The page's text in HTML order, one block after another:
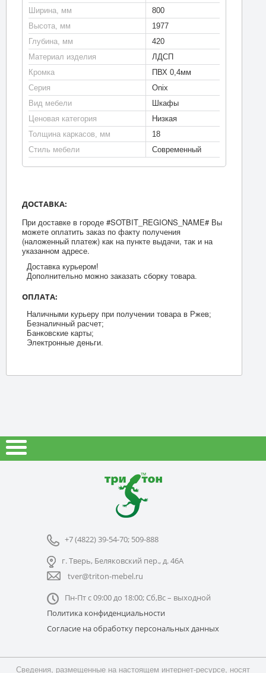
Ширина, мм
800
Высота, мм
1977
Глубина, мм
420
Материал изделия
ЛДСП
Кромка
ПВХ 0,4мм
Серия
Onix
Вид мебели
Шкафы
Ценовая категория
Низкая
Толщина каркасов, мм
18
Стиль мебели
Современный
ДОСТАВКА:
При доставке в городе #SOTBIT_REGIONS_NAME# Вы
можете оплатить заказ по факту получения
(наложенный платеж) как на пункте выдачи, так и на
указанном адресе.
Доставка курьером!
Дополнительно можно заказать сборку товара.
ОПЛАТА:
Наличными курьеру при получении товара в Ржев;
Безналичный расчет;
Банковские карты;
Электронные деньги.
+7 (4822) 39-54-70; 509-888
г. Тверь, Беляковский пер., д. 46А
tver@triton-mebel.ru
Пн-Пт с 09:00 до 18:00; Сб,Вс – выходной
Политика конфиденциальности
Согласие на обработку персональных данных
Сведения, размещенные на настоящем интернет-ресурсе, носят